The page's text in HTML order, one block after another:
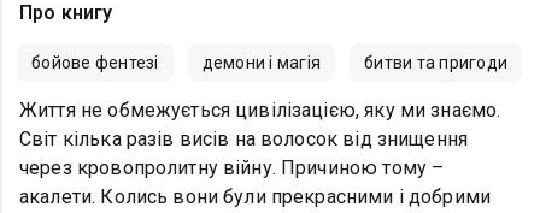
Про книгу
бойове фентезі демони і магія битви та пригоди
Життя не обмежується цивілізацією, яку ми знаємо.
Світ кілька разів висів на волосок від знищення
через кровопролитну війну. Причиною тому –
акалети. Колись вони були прекрасними і добрими